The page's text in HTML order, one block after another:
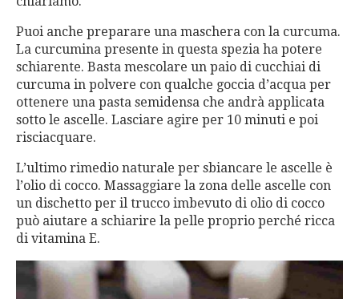
Puoi anche preparare una maschera con la curcuma.
La curcumina presente in questa spezia ha potere
schiarente. Basta mescolare un paio di cucchiai di
curcuma in polvere con qualche goccia d’acqua per
ottenere una pasta semidensa che andrà applicata
sotto le ascelle. Lasciare agire per 10 minuti e poi
risciacquare.
L’ultimo rimedio naturale per sbiancare le ascelle è
l’olio di cocco. Massaggiare la zona delle ascelle con
un dischetto per il trucco imbevuto di olio di cocco
può aiutare a schiarire la pelle proprio perché ricca
di vitamina E.